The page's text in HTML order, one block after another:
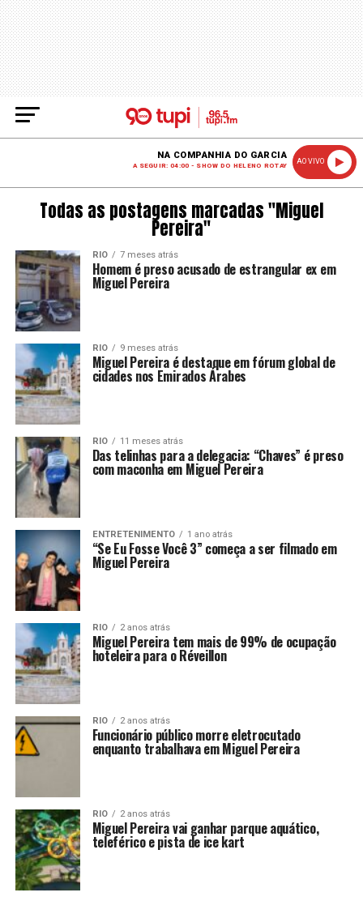
NA COMPANHIA DO GARCIA
A SEGUIR: 04:00 - SHOW DO HELENO ROTAY
AO VIVO
Todas as postagens marcadas "Miguel
Pereira"
RIO 7 meses atrás
Homem é preso acusado de estrangular ex em
Miguel Pereira
RIO 9 meses atrás
Miguel Pereira é destaque em fórum global de
cidades nos Emirados Árabes
RIO 11 meses atrás
Das telinhas para a delegacia: “Chaves” é preso
com maconha em Miguel Pereira
ENTRETENIMENTO 1 ano atrás
“Se Eu Fosse Você 3” começa a ser filmado em
Miguel Pereira
RIO 2 anos atrás
Miguel Pereira tem mais de 99% de ocupação
hoteleira para o Réveillon
RIO 2 anos atrás
Funcionário público morre eletrocutado
enquanto trabalhava em Miguel Pereira
RIO 2 anos atrás
Miguel Pereira vai ganhar parque aquático,
teleférico e pista de ice kart